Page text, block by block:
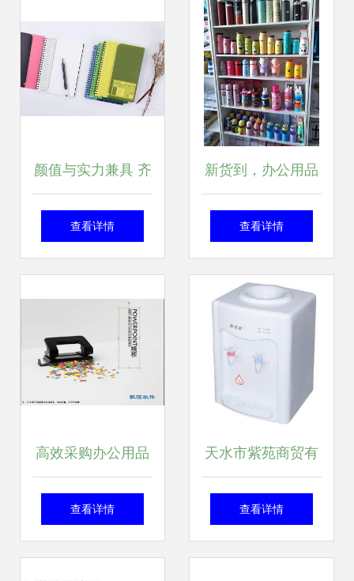
颜值与实力兼具 齐
心文具获奖产品深
体验新标杆
查看详情
新货到，办公用品
焕新升级，助力高
查看详情
高效采购办公用品
策略、流程与优化
查看详情
天水市紫苑商贸有
限责任公司 打造高
查看详情